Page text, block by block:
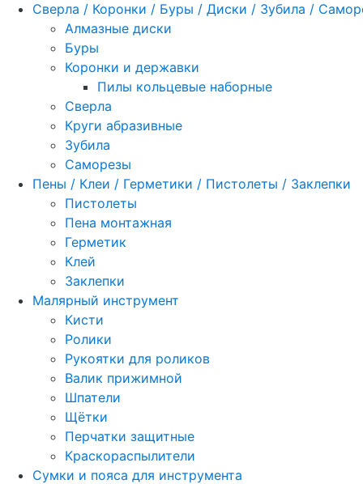
Сверла / Коронки / Буры / Диски / Зубила /
Алмазные диски
Буры
Коронки и державки
Пилы кольцевые наборные
Сверла
Круги абразивные
Зубила
Саморезы
Пены / Клеи / Герметики / Пистолеты / Заклепки
Пистолеты
Пена монтажная
Герметик
Клей
Заклепки
Малярный инструмент
Кисти
Ролики
Рукоятки для роликов
Валик прижимной
Шпатели
Щётки
Перчатки защитные
Краскораспылители
Сумки и пояса для инструмента